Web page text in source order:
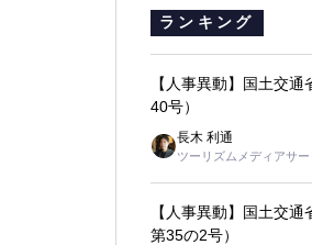
ランキング
【人事異動】国土交
40号）
長木 利通
ツーリズムメディアサー
【人事異動】国土交
第35の2号）